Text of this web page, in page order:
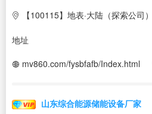
【100115】地表·大陆（探索公司）
地址
mv860.com/fysbfafb/Index.html
山东综合能源储能设备厂家